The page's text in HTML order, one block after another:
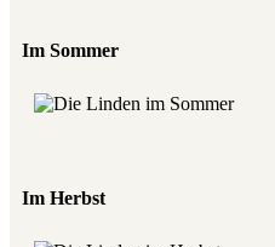
Im Sommer
Im Herbst